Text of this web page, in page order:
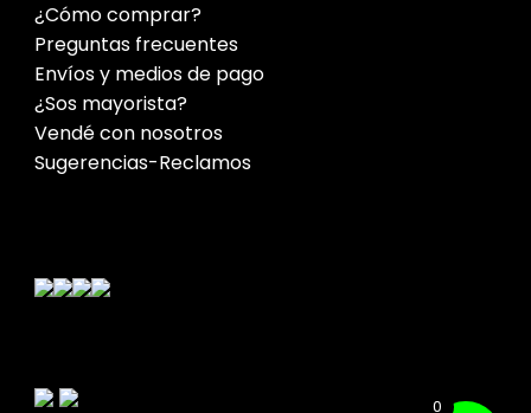
¿Cómo comprar?
Preguntas frecuentes
Envíos y medios de pago
¿Sos mayorista?
Vendé con nosotros
Sugerencias-Reclamos
0